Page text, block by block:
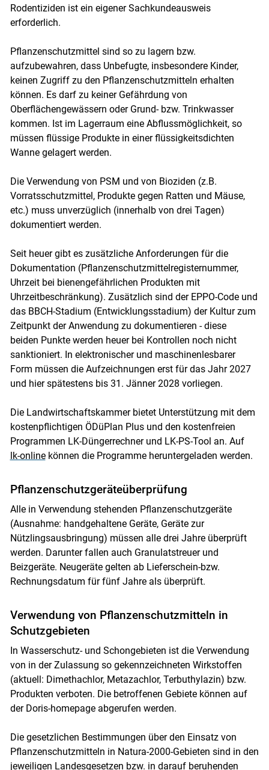
Rodentiziden ist ein eigener Sachkundeausweis
erforderlich.
Pflanzenschutzmittel sind so zu lagern bzw.
aufzubewahren, dass Unbefugte, insbesondere Kinder,
keinen Zugriff zu den Pflanzenschutzmitteln erhalten
können. Es darf zu keiner Gefährdung von
Oberflächengewässern oder Grund- bzw. Trinkwasser
kommen. Ist im Lagerraum eine Abflussmöglichkeit, so
müssen flüssige Produkte in einer flüssigkeitsdichten
Wanne gelagert werden.
Die Verwendung von PSM und von Bioziden (z.B.
Vorratsschutzmittel, Produkte gegen Ratten und Mäuse,
etc.) muss unverzüglich (innerhalb von drei Tagen)
dokumentiert werden.
Seit heuer gibt es zusätzliche Anforderungen für die
Dokumentation (Pflanzenschutzmittelregisternummer,
Uhrzeit bei bienengefährlichen Produkten mit
Uhrzeitbeschränkung). Zusätzlich sind der EPPO-Code und
das BBCH-Stadium (Entwicklungsstadium) der Kultur zum
Zeitpunkt der Anwendung zu dokumentieren - diese
beiden Punkte werden heuer bei Kontrollen noch nicht
sanktioniert. In elektronischer und maschinenlesbarer
Form müssen die Aufzeichnungen erst für das Jahr 2027
und hier spätestens bis 31. Jänner 2028 vorliegen.
Die Landwirtschaftskammer bietet Unterstützung mit dem
kostenpflichtigen ÖDüPlan Plus und den kostenfreien
Programmen LK-Düngerrechner und LK-PS-Tool an. Auf
lk-onlinekönnen die Programme heruntergeladen werden.
Pflanzenschutzgeräteüberprüfung
Alle in Verwendung stehenden Pflanzenschutzgeräte
(Ausnahme: handgehaltene Geräte, Geräte zur
Nützlingsausbringung) müssen alle drei Jahre überprüft
werden. Darunter fallen auch Granulatstreuer und
Beizgeräte. Neugeräte gelten ab Lieferschein-bzw.
Rechnungsdatum für fünf Jahre als überprüft.
Verwendung von Pflanzenschutzmitteln in
Schutzgebieten
In Wasserschutz- und Schongebieten ist die Verwendung
von in der Zulassung so gekennzeichneten Wirkstoffen
(aktuell: Dimethachlor, Metazachlor, Terbuthylazin) bzw.
Produkten verboten. Die betroffenen Gebiete können auf
der Doris-homepage abgerufen werden.
Die gesetzlichen Bestimmungen über den Einsatz von
Pflanzenschutzmitteln in Natura-2000-Gebieten sind in den
jeweiligen Landesgesetzen bzw. in darauf beruhenden